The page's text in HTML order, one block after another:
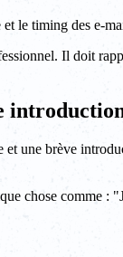
le timing des e-
Il doit
une brève
chose comme